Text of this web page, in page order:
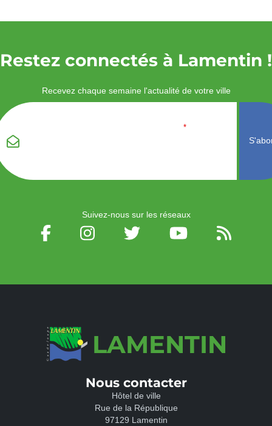
LAMENTIN
Nous contacter
Hôtel de ville
Rue de la République
97129 Lamentin
Restez connectés à Lamentin !
Recevez chaque semaine l'actualité de votre ville
*
Suivez-nous sur les réseaux